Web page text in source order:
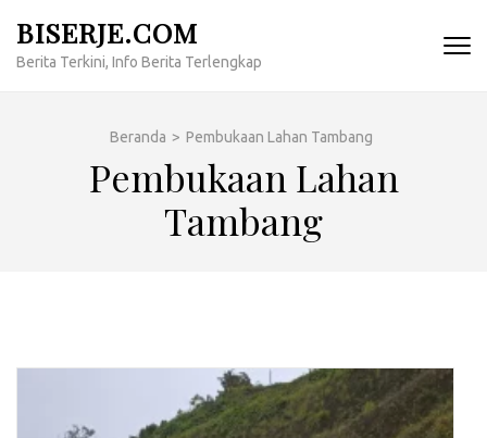
konten
BISERJE.COM
Berita Terkini, Info Berita Terlengkap
Beranda > Pembukaan Lahan Tambang
Pembukaan Lahan
Tambang